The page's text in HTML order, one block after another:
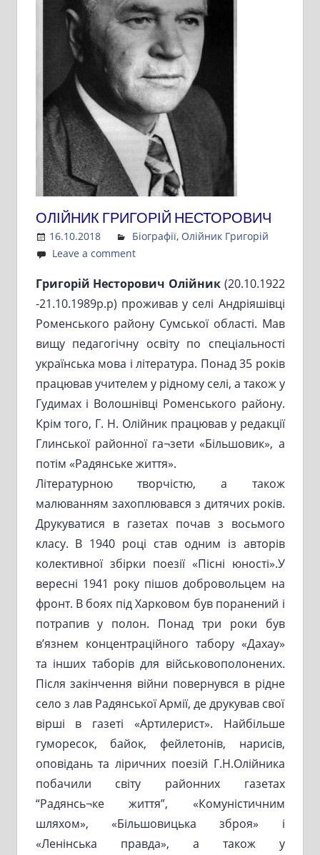
ОЛІЙНИК ГРИГОРІЙ НЕСТОРОВИЧ
16.10.2018 Admin
Біографії, Олійник Григорій
Leave a comment
Григорій Несторович Олійник(20.10.1922
-21.10.1989р.р) проживав у селі Андріяшівці
Роменського району Сумської області. Мав
вищу педагогічну освіту по спеціальності
українська мова і література. Понад 35 років
працював учителем у рідному селі, а також у
Гудимах і Волошнівці Роменського району.
Крім того, Г. Н. Олійник працював у редакції
Глинської районної га¬зети «Більшовик», а
потім «Радянське життя».
Літературною творчістю, а також
малюванням захоплювався з дитячих років.
Друкуватися в газетах почав з восьмого
класу. В 1940 році став одним із авторів
колективної збірки поезії «Пісні юності».У
вересні 1941 року пішов добровольцем на
фронт. В боях під Харковом був поранений і
потрапив у полон. Понад три роки був
в’язнем концентраційного табору «Дахау»
та інших таборів для військовополонених.
Після закінчення війни повернувся в рідне
село з лав Радянської Армії, де друкував свої
вірші в газеті «Артилерист». Найбільше
гуморесок, байок, фейлетонів, нарисів,
оповідань та ліричних поезій Г.Н.Олійника
побачили світу районних газетах
“Радянсь¬ке життя”, «Комуністичним
шляхом», «Більшовицька зброя» і
«Ленінська правда», а також у